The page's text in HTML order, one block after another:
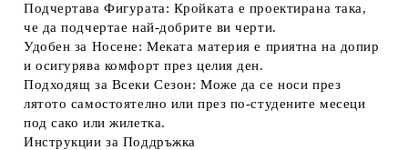
Подчертава Фигурата: Кройката е проектирана така,
че да подчертае най-добрите ви черти.
Удобен за Носене: Меката материя е приятна на допир
и осигурява комфорт през целия ден.
Подходящ за Всеки Сезон: Може да се носи през
лятото самостоятелно или през по-студените месеци
под сако или жилетка.
Инструкции за Поддръжка